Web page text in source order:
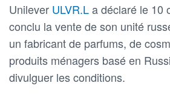
Unilever ULVR.La déclaré le 10
conclu la vente de son unité
un fabricant de parfums, de
produits ménagers basé en
divulguer les conditions.